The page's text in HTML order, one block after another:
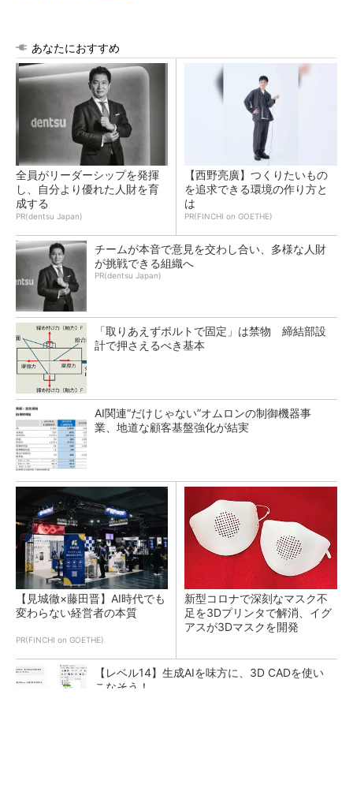
あなたにおすすめ
全員がリーダーシップを発揮
し、自分より優れた人財を育
成する
PR(dentsu Japan)
【西野亮廣】つくりたいもの
を追求できる環境の作り方と
は
PR(FINCHI on GOETHE)
チームが本音で意見を交わし合い、多様な人財
が挑戦できる組織へ
PR(dentsu Japan)
「取りあえずボルトで固定」は禁物 締結部設
計で押さえるべき基本
AI関連“だけじゃない”オムロンの制御機器事
業、地道な顧客基盤強化が結実
【見城徹×藤田晋】AI時代でも
変わらない経営者の本質
PR(FINCHI on GOETHE)
新型コロナで深刻なマスク不
足を3Dプリンタで解消、イグ
アスが3Dマスクを開発
【レベル14】生成AIを味方に、3D CADを使い
こなそう！